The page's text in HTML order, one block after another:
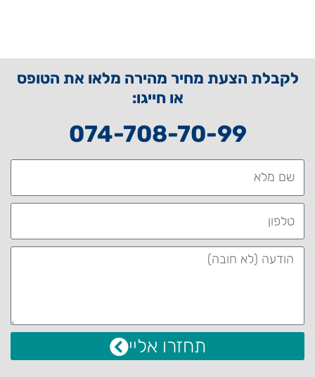
לקבלת הצעת מחיר מהירה מלאו את הטופס
או חייגו:
074-708-70-99
תחזרו אליי